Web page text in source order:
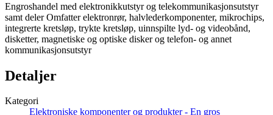
Engroshandel med elektronikkutstyr og telekommunikasjonsutstyr
samt deler Omfatter elektronrør, halvlederkomponenter, mikrochips,
integrerte kretsløp, trykte kretsløp, uinnspilte lyd- og videobånd,
disketter, magnetiske og optiske disker og telefon- og annet
kommunikasjonsutstyr
Detaljer
Kategori
Elektroniske komponenter og produkter - En gros